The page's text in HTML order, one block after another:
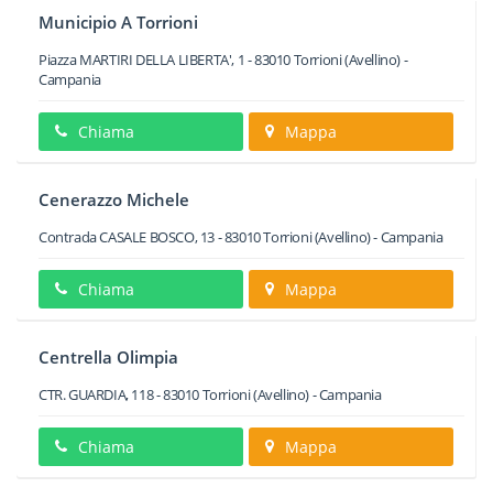
Municipio A Torrioni
Piazza MARTIRI DELLA LIBERTA', 1 -83010Torrioni(Avellino) -
Campania
Chiama Mappa
Cenerazzo Michele
Contrada CASALE BOSCO, 13-83010Torrioni(Avellino) -Campania
Chiama Mappa
Centrella Olimpia
CTR. GUARDIA, 118-83010Torrioni(Avellino) -Campania
Chiama Mappa